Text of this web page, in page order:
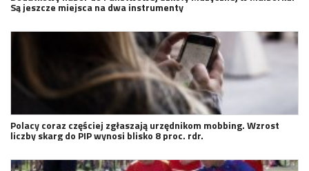
Są jeszcze miejsca na dwa instrumenty
Polacy coraz częściej zgłaszają urzędnikom mobbing. Wzrost
liczby skarg do PIP wynosi blisko 8 proc. rdr.